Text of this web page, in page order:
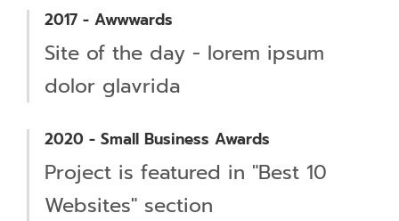
2017 - Awwwards
Site of the day - lorem ipsum
dolor glavrida
2020 - Small Business Awards
Project is featured in "Best 10
Websites" section